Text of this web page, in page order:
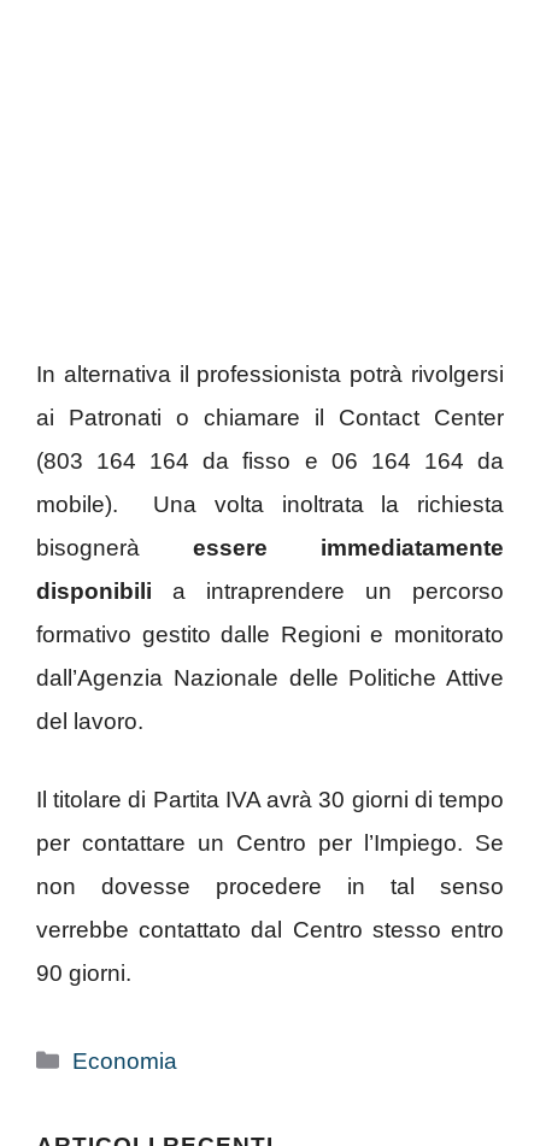
In alternativa il professionista potrà rivolgersi
ai Patronati o chiamare il Contact Center
(803 164 164 da fisso e 06 164 164 da
mobile). Una volta inoltrata la richiesta
bisognerà essere immediatamente
disponibili a intraprendere un percorso
formativo gestito dalle Regioni e monitorato
dall’Agenzia Nazionale delle Politiche Attive
del lavoro.
Il titolare di Partita IVA avrà 30 giorni di tempo
per contattare un Centro per l’Impiego. Se
non dovesse procedere in tal senso
verrebbe contattato dal Centro stesso entro
90 giorni.
Categorie
Economia